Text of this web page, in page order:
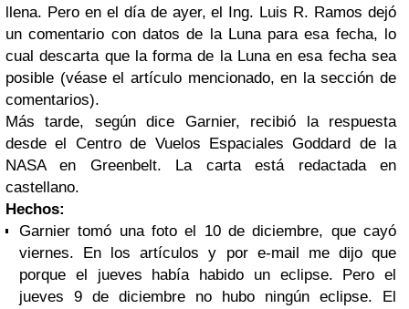
llena. Pero en el día de ayer, el Ing. Luis R. Ramos dejó
un comentario con datos de la Luna para esa fecha, lo
cual descarta que la forma de la Luna en esa fecha sea
posible (véase el artículo mencionado, en la sección de
comentarios).
Más tarde, según dice Garnier, recibió la respuesta
desde el Centro de Vuelos Espaciales Goddard de la
NASA en Greenbelt. La carta está redactada en
castellano.
Hechos:
Garnier tomó una foto el 10 de diciembre, que cayó
viernes. En los artículos y por e-mail me dijo que
porque el jueves había habido un eclipse. Pero el
jueves 9 de diciembre no hubo ningún eclipse. El